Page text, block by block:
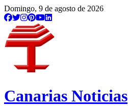
Domingo, 9 de agosto de 2026
Canarias Noticias